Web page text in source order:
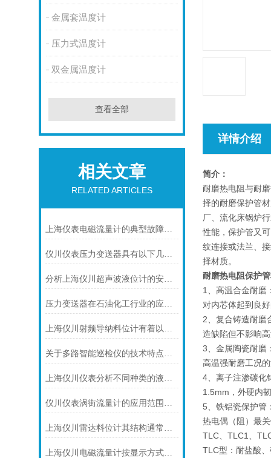
金属套温度计
压力式温度计
双金属温度计
查看全部
相关文章
RELATED ARTICLES
上海仪表电磁流量计的典型故障诊断及处理方法
仪川仪表压力变送器具有以下几大技术特点
分析上海仪川超声波液位计的安装原理
压力变送器在石油化工行业的应用说明
上海仪川射频导纳料位计有着以下几大技术特点
关于多路智能巡检仪的技术特点，你怎么看呢？
上海仪川仪表分析不同种类的液位变送器
仪川仪表涡街流量计的应用范围主要包括以下几个方面
上海仪川雷达料位计其结构通常由以下部分组成
上海仪川电磁流量计按显示方式分类
详情介绍
简介：
耐磨热电阻与耐
择的耐磨保护管
厂、流化床锅炉
性能，保护管又
纹连接或法兰、
择材质。
耐磨热电阻保护
1、高温合金耐磨
对内芯体起到良
2、复合铸造耐磨
造缺陷但不影响
3、金属陶瓷耐磨
高温强耐磨工况
4、离子注渗碳化
1.5mm，外硬内
5、铁铝瓷保护管
热电偶（阻）最
TLC、TLC1、
TLC型：耐盐酸